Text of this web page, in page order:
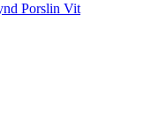
Porslin Vit